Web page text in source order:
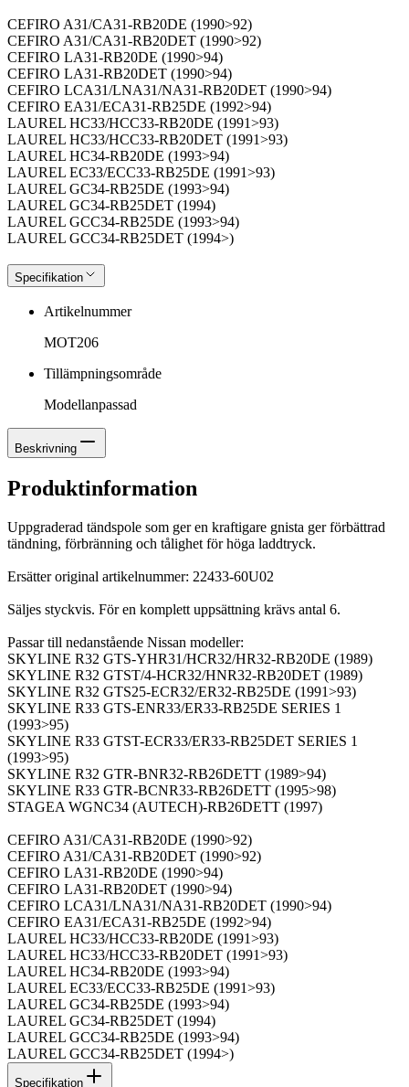
CEFIRO A31/CA31-RB20DE (1990>92)
CEFIRO A31/CA31-RB20DET (1990>92)
CEFIRO LA31-RB20DE (1990>94)
CEFIRO LA31-RB20DET (1990>94)
CEFIRO LCA31/LNA31/NA31-RB20DET (1990>94)
CEFIRO EA31/ECA31-RB25DE (1992>94)
LAUREL HC33/HCC33-RB20DE (1991>93)
LAUREL HC33/HCC33-RB20DET (1991>93)
LAUREL HC34-RB20DE (1993>94)
LAUREL EC33/ECC33-RB25DE (1991>93)
LAUREL GC34-RB25DE (1993>94)
LAUREL GC34-RB25DET (1994)
LAUREL GCC34-RB25DE (1993>94)
LAUREL GCC34-RB25DET (1994>)
Specifikation
Artikelnummer
MOT206
Tillämpningsområde
Modellanpassad
Beskrivning
Produktinformation
Uppgraderad tändspole som ger en kraftigare gnista ger förbättrad
tändning, förbränning och tålighet för höga laddtryck.
Ersätter original artikelnummer: 22433-60U02
Säljes styckvis. För en komplett uppsättning krävs antal 6.
Passar till nedanstående Nissan modeller:
SKYLINE R32 GTS-YHR31/HCR32/HR32-RB20DE (1989)
SKYLINE R32 GTST/4-HCR32/HNR32-RB20DET (1989)
SKYLINE R32 GTS25-ECR32/ER32-RB25DE (1991>93)
SKYLINE R33 GTS-ENR33/ER33-RB25DE SERIES 1
(1993>95)
SKYLINE R33 GTST-ECR33/ER33-RB25DET SERIES 1
(1993>95)
SKYLINE R32 GTR-BNR32-RB26DETT (1989>94)
SKYLINE R33 GTR-BCNR33-RB26DETT (1995>98)
STAGEA WGNC34 (AUTECH)-RB26DETT (1997)
CEFIRO A31/CA31-RB20DE (1990>92)
CEFIRO A31/CA31-RB20DET (1990>92)
CEFIRO LA31-RB20DE (1990>94)
CEFIRO LA31-RB20DET (1990>94)
CEFIRO LCA31/LNA31/NA31-RB20DET (1990>94)
CEFIRO EA31/ECA31-RB25DE (1992>94)
LAUREL HC33/HCC33-RB20DE (1991>93)
LAUREL HC33/HCC33-RB20DET (1991>93)
LAUREL HC34-RB20DE (1993>94)
LAUREL EC33/ECC33-RB25DE (1991>93)
LAUREL GC34-RB25DE (1993>94)
LAUREL GC34-RB25DET (1994)
LAUREL GCC34-RB25DE (1993>94)
LAUREL GCC34-RB25DET (1994>)
Specifikation